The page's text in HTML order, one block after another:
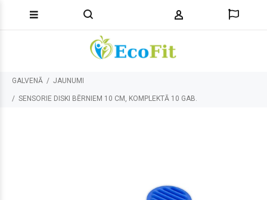
GALVENĀ JAUNUMI
SENSORIE DISKI BĒRNIEM 10 CM, KOMPLEKTĀ 10 GAB.